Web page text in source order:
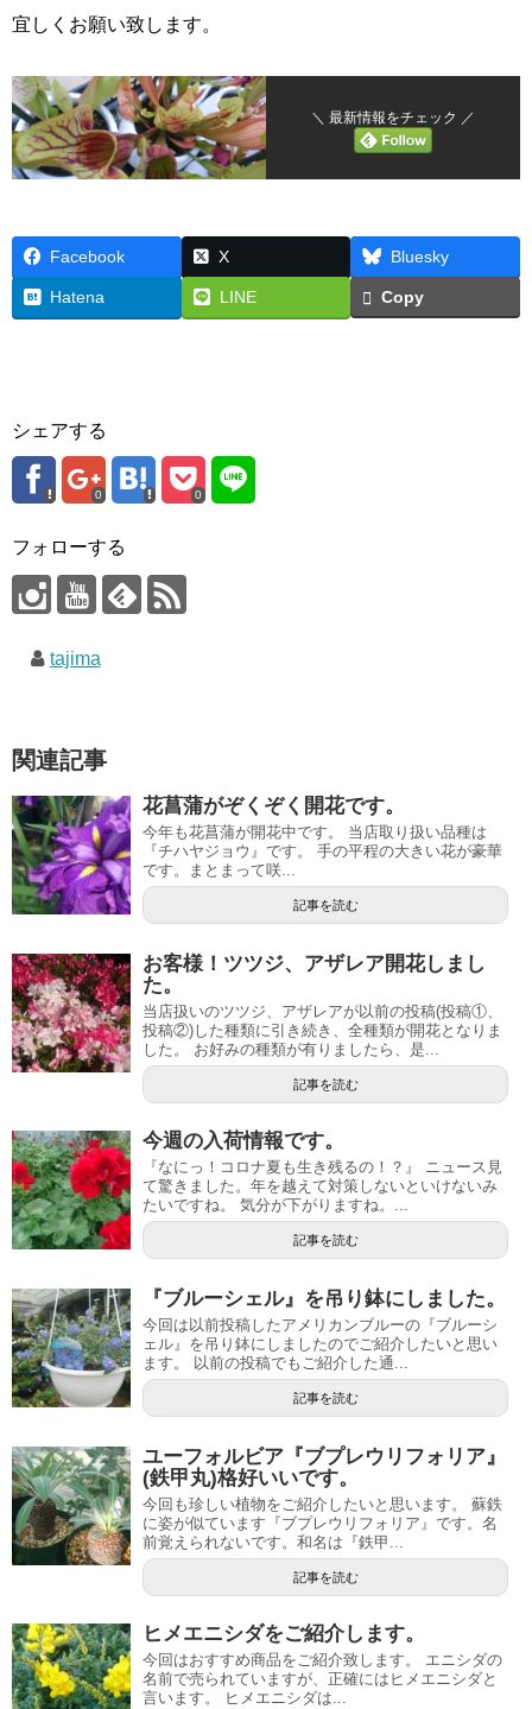
宜しくお願い致します。
＼ 最新情報をチェック ／
Facebook X Bluesky
Hatena LINE Copy
シェアする
0 0
フォローする
tajima
関連記事
花菖蒲がぞくぞく開花です。
今年も花菖蒲が開花中です。 当店取り扱い品種は
『チハヤジョウ』です。 手の平程の大きい花が豪華
です。まとまって咲...
記事を読む
お客様！ツツジ、アザレア開花しまし
た。
当店扱いのツツジ、アザレアが以前の投稿(投稿①、
投稿②)した種類に引き続き、全種類が開花となりま
した。 お好みの種類が有りましたら、是...
記事を読む
今週の入荷情報です。
『なにっ！コロナ夏も生き残るの！？』 ニュース見
て驚きました。年を越えて対策しないといけないみ
たいですね。 気分が下がりますね。...
記事を読む
『ブルーシェル』を吊り鉢にしました。
今回は以前投稿したアメリカンブルーの『ブルーシ
ェル』を吊り鉢にしましたのでご紹介したいと思い
ます。 以前の投稿でもご紹介した通...
記事を読む
ユーフォルビア『ブプレウリフォリア』
(鉄甲丸)格好いいです。
今回も珍しい植物をご紹介したいと思います。 蘇鉄
に姿が似ています『ブプレウリフォリア』です。名
前覚えられないです。和名は『鉄甲...
記事を読む
ヒメエニシダをご紹介します。
今回はおすすめ商品をご紹介致します。 エニシダの
名前で売られていますが、正確にはヒメエニシダと
言います。 ヒメエニシダは...